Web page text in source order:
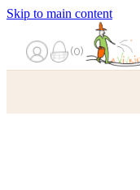
Skip to main content
0